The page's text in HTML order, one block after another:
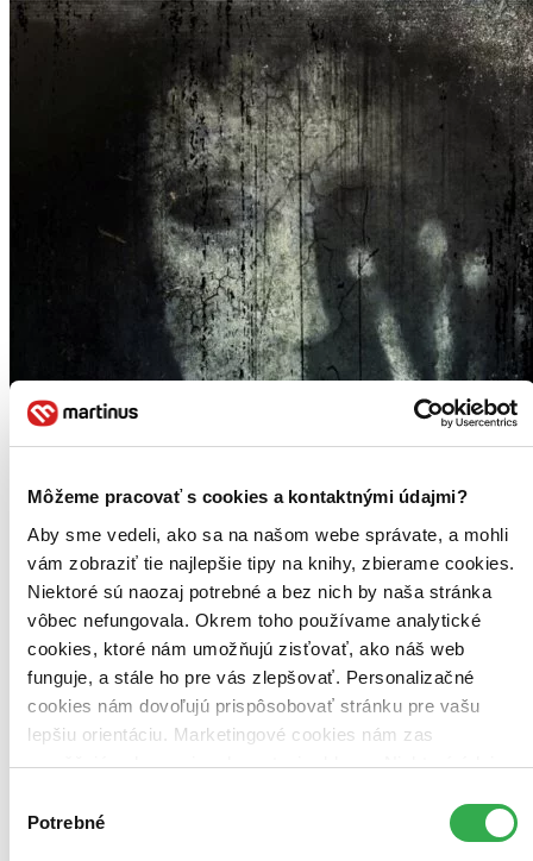
Môžeme pracovať s cookies a kontaktnými údajmi?
Aby sme vedeli, ako sa na našom webe správate, a mohli
vám zobraziť tie najlepšie tipy na knihy, zbierame cookies.
Niektoré sú naozaj potrebné a bez nich by naša stránka
vôbec nefungovala. Okrem toho používame analytické
cookies, ktoré nám umožňujú zisťovať, ako náš web
funguje, a stále ho pre vás zlepšovať. Personalizačné
cookies nám dovoľujú prispôsobovať stránku pre vašu
lepšiu orientáciu. Marketingové cookies nám zas
umožňujú zobrazenie relevantnej reklamy. Niektoré údaje
keby sme mohli používať všetky tieto cookies. Ďakujeme!
súhlasu
Potrebné